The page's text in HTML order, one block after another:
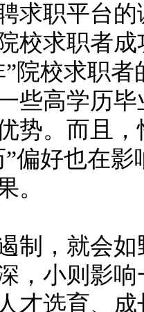
求职平台
校求职者
院校求职者
些高学历
势。而且
偏好也在
。
，就会如
，小则影
才选育、